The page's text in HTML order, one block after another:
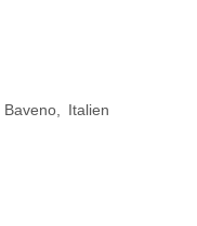
Baveno
Italien